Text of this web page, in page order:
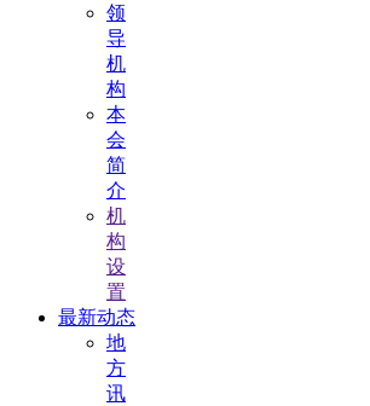
领
导
机
构
本
会
简
介
机
构
设
置
最新动态
地
方
讯